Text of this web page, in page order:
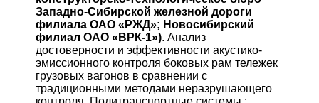
Западно-Сибирской железной дороги
филиала ОАО «РЖД»; Новосибирский
филиал ОАО «ВРК-1»). Анализ
достоверности и эффективности акустико-
эмиссионного контроля боковых рам тележек
грузовых вагонов в сравнении с
традиционными методами неразрушающего